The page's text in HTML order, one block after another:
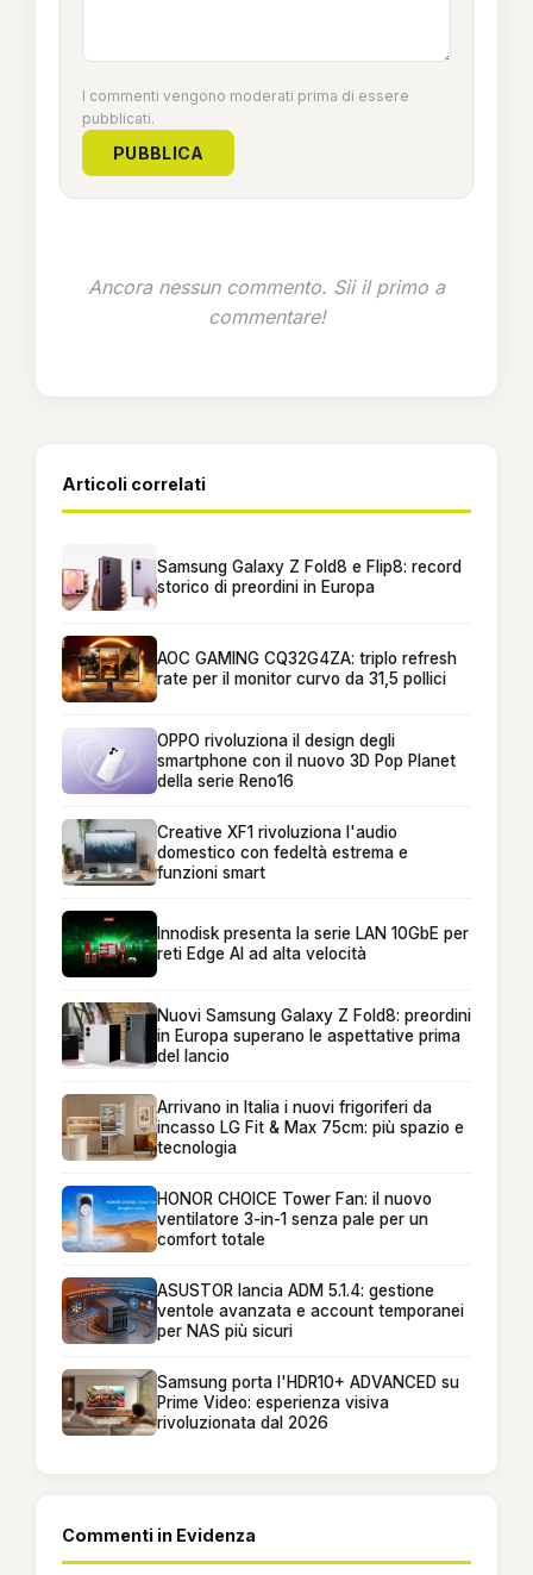
I commenti vengono moderati prima di essere
pubblicati.
PUBBLICA
Ancora nessun commento. Sii il primo a
commentare!
Articoli correlati
Samsung Galaxy Z Fold8 e Flip8: record
storico di preordini in Europa
AOC GAMING CQ32G4ZA: triplo refresh
rate per il monitor curvo da 31,5 pollici
OPPO rivoluziona il design degli
smartphone con il nuovo 3D Pop Planet
della serie Reno16
Creative XF1 rivoluziona l'audio
domestico con fedeltà estrema e
funzioni smart
Innodisk presenta la serie LAN 10GbE per
reti Edge AI ad alta velocità
Nuovi Samsung Galaxy Z Fold8: preordini
in Europa superano le aspettative prima
del lancio
Arrivano in Italia i nuovi frigoriferi da
incasso LG Fit & Max 75cm: più spazio e
tecnologia
HONOR CHOICE Tower Fan: il nuovo
ventilatore 3-in-1 senza pale per un
comfort totale
ASUSTOR lancia ADM 5.1.4: gestione
ventole avanzata e account temporanei
per NAS più sicuri
Samsung porta l'HDR10+ ADVANCED su
Prime Video: esperienza visiva
rivoluzionata dal 2026
Commenti in Evidenza